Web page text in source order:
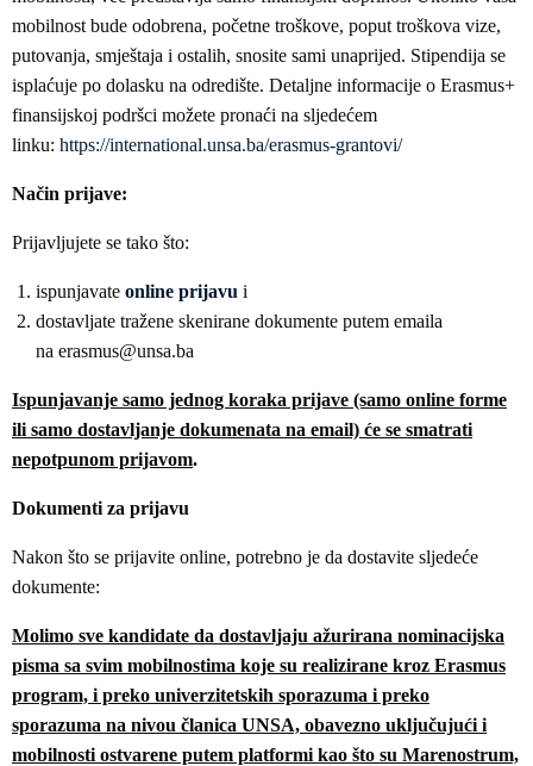
mobilnost bude odobrena, početne troškove, poput troškova vize,
putovanja, smještaja i ostalih, snosite sami unaprijed. Stipendija se
isplaćuje po dolasku na odredište. Detaljne informacije o Erasmus+
finansijskoj podršci možete pronaći na sljedećem
linku: https://international.unsa.ba/erasmus-grantovi/
Način prijave:
Prijavljujete se tako što:
ispunjavate online prijavu i
dostavljate tražene skenirane dokumente putem emaila
na erasmus@unsa.ba
Ispunjavanje samo jednog koraka prijave (samo online forme
ili samo dostavljanje dokumenata na email) će se smatrati
nepotpunom prijavom.
Dokumenti za prijavu
Nakon što se prijavite online, potrebno je da dostavite sljedeće
dokumente:
Molimo sve kandidate da dostavljaju ažurirana nominacijska
pisma sa svim mobilnostima koje su realizirane kroz Erasmus
program, i preko univerzitetskih sporazuma i preko
sporazuma na nivou članica UNSA, obavezno uključujući i
mobilnosti ostvarene putem platformi kao što su Marenostrum,